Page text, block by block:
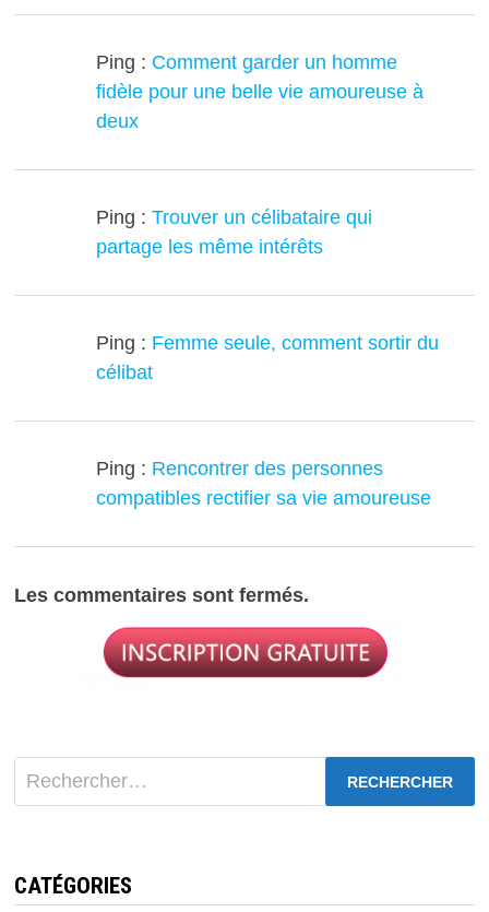
Ping : Comment garder un homme
fidèle pour une belle vie amoureuse à
deux
Ping : Trouver un célibataire qui
partage les même intérêts
Ping : Femme seule, comment sortir du
célibat
Ping : Rencontrer des personnes
compatibles rectifier sa vie amoureuse
Les commentaires sont fermés.
Rechercher :
CATÉGORIES